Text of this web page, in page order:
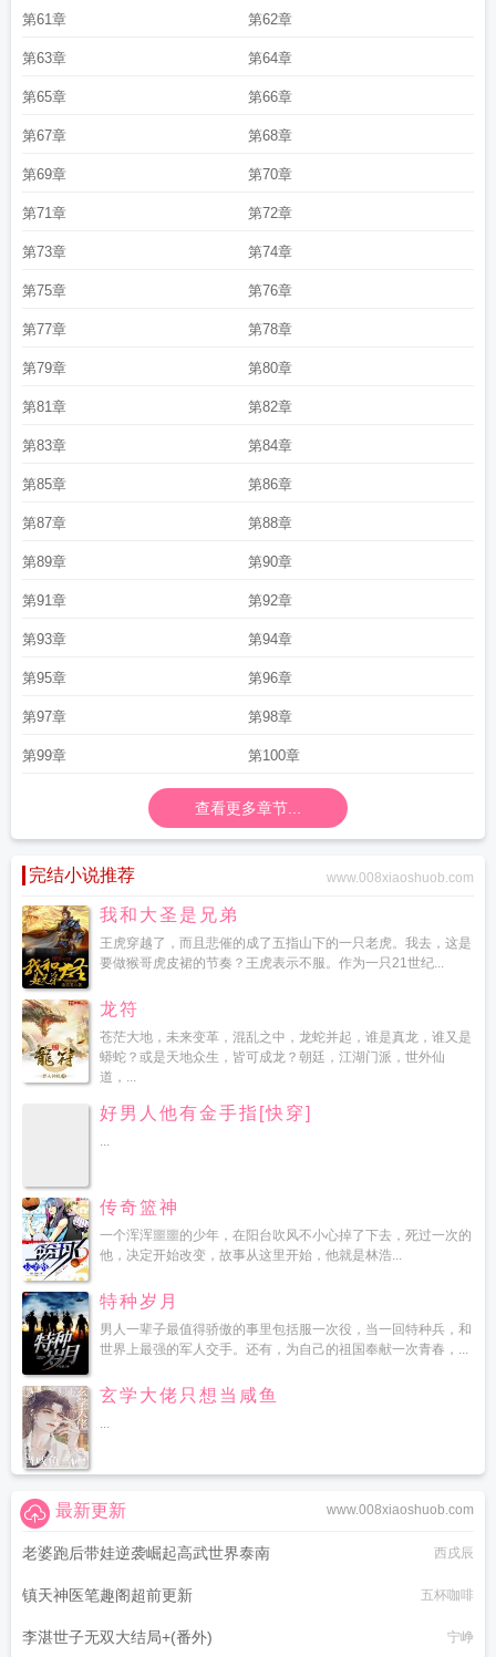
第61章 第62章
第63章 第64章
第65章 第66章
第67章 第68章
第69章 第70章
第71章 第72章
第73章 第74章
第75章 第76章
第77章 第78章
第79章 第80章
第81章 第82章
第83章 第84章
第85章 第86章
第87章 第88章
第89章 第90章
第91章 第92章
第93章 第94章
第95章 第96章
第97章 第98章
第99章 第100章
查看更多章节...
完结小说推荐 www.008xiaoshuob.com
我和大圣是兄弟
王虎穿越了，而且悲催的成了五指山下的一只老虎。我去，这是
要做猴哥虎皮裙的节奏？王虎表示不服。作为一只21世纪...
龙符
苍茫大地，未来变革，混乱之中，龙蛇并起，谁是真龙，谁又是
蟒蛇？或是天地众生，皆可成龙？朝廷，江湖门派，世外仙
道，...
好男人他有金手指[快穿]
...
传奇篮神
一个浑浑噩噩的少年，在阳台吹风不小心掉了下去，死过一次的
他，决定开始改变，故事从这里开始，他就是林浩...
特种岁月
男人一辈子最值得骄傲的事里包括服一次役，当一回特种兵，和
世界上最强的军人交手。还有，为自己的祖国奉献一次青春，...
玄学大佬只想当咸鱼
...
www.008xiaoshuob.com
最新更新
老婆跑后带娃逆袭崛起高武世界泰南 西戌辰
镇天神医笔趣阁超前更新 五杯咖啡
李湛世子无双大结局+(番外) 宁峥